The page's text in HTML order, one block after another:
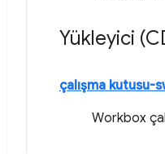
Yükleyici
çalışma kutusu-
Workbox